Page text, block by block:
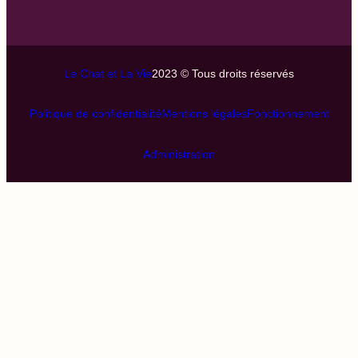
Le Chat et La Vie2023 © Tous droits réservés
Politique de confidentialitéMentions légalesFonctionnement
Administration